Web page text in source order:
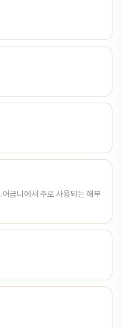
금니에서 주로 사용되는 해부